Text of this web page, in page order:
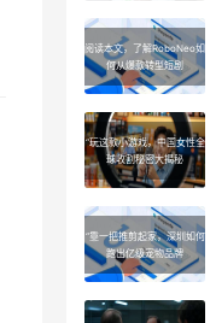
阅读本文，了解RoboNeo如
何从爆款转型短剧
“玩这款小游戏，中国女性全
球收割秘密大揭秘
“靠一把推剪起家，深圳如何
跑出亿级宠物品牌